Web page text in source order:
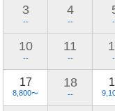
3
--
4
--
10
--
11
--
17
8,800〜
18
--